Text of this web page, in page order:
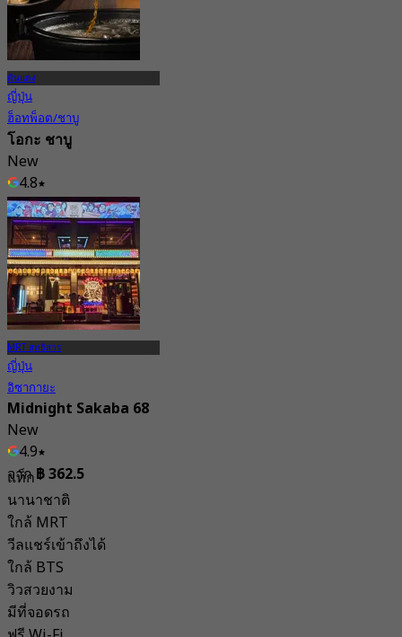
ดินแดง
ญี่ปุ่น
ฮ็อทพ็อต/ชาบู
โอกะ ชาบู
New
4.8
จาก฿ 495
MRT สุทธิสาร
ญี่ปุ่น
อิซากายะ
Midnight Sakaba 68
New
4.9
จาก฿ 362.5
แท็ก
นานาชาติ
ใกล้ MRT
วีลแชร์เข้าถึงได้
ใกล้ BTS
วิวสวยงาม
มีที่จอดรถ